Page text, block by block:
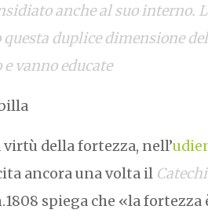
anche al suo interno.
duplice dimensione
vanno educate
della fortezza, nell’
ancora una volta il
spiega che «la